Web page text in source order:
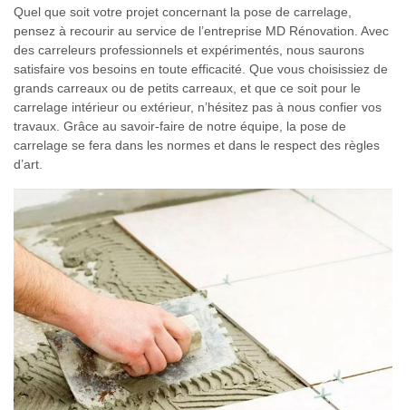
Quel que soit votre projet concernant la pose de carrelage,
pensez à recourir au service de l’entreprise MD Rénovation. Avec
des carreleurs professionnels et expérimentés, nous saurons
satisfaire vos besoins en toute efficacité. Que vous choisissiez de
grands carreaux ou de petits carreaux, et que ce soit pour le
carrelage intérieur ou extérieur, n’hésitez pas à nous confier vos
travaux. Grâce au savoir-faire de notre équipe, la pose de
carrelage se fera dans les normes et dans le respect des règles
d’art.